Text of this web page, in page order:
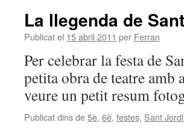
La llegenda de
Publicat el 15 abril 2011 per Ferran
Per celebrar la festa de
petita obra de teatre amb
veure un petit resum
Publicat dins de5è, 6è, festes, Sant Jordi